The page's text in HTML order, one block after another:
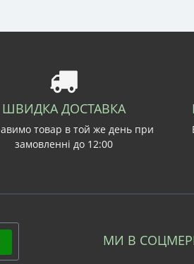
ШВИДКА ДОСТАВКА
товар в той же день при
замовленні до 12:00
МИ В